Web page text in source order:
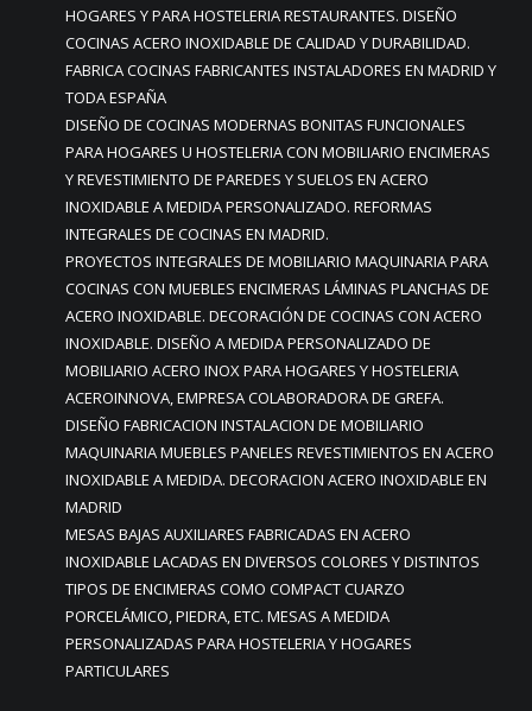
HOGARES Y PARA HOSTELERIA RESTAURANTES. DISEÑO
COCINAS ACERO INOXIDABLE DE CALIDAD Y DURABILIDAD.
FABRICA COCINAS FABRICANTES INSTALADORES EN MADRID Y
TODA ESPAÑA
DISEÑO DE COCINAS MODERNAS BONITAS FUNCIONALES
PARA HOGARES U HOSTELERIA CON MOBILIARIO ENCIMERAS
Y REVESTIMIENTO DE PAREDES Y SUELOS EN ACERO
INOXIDABLE A MEDIDA PERSONALIZADO. REFORMAS
INTEGRALES DE COCINAS EN MADRID.
PROYECTOS INTEGRALES DE MOBILIARIO MAQUINARIA PARA
COCINAS CON MUEBLES ENCIMERAS LÁMINAS PLANCHAS DE
ACERO INOXIDABLE. DECORACIÓN DE COCINAS CON ACERO
INOXIDABLE. DISEÑO A MEDIDA PERSONALIZADO DE
MOBILIARIO ACERO INOX PARA HOGARES Y HOSTELERIA
ACEROINNOVA, EMPRESA COLABORADORA DE GREFA.
DISEÑO FABRICACION INSTALACION DE MOBILIARIO
MAQUINARIA MUEBLES PANELES REVESTIMIENTOS EN ACERO
INOXIDABLE A MEDIDA. DECORACION ACERO INOXIDABLE EN
MADRID
MESAS BAJAS AUXILIARES FABRICADAS EN ACERO
INOXIDABLE LACADAS EN DIVERSOS COLORES Y DISTINTOS
TIPOS DE ENCIMERAS COMO COMPACT CUARZO
PORCELÁMICO, PIEDRA, ETC. MESAS A MEDIDA
PERSONALIZADAS PARA HOSTELERIA Y HOGARES
PARTICULARES